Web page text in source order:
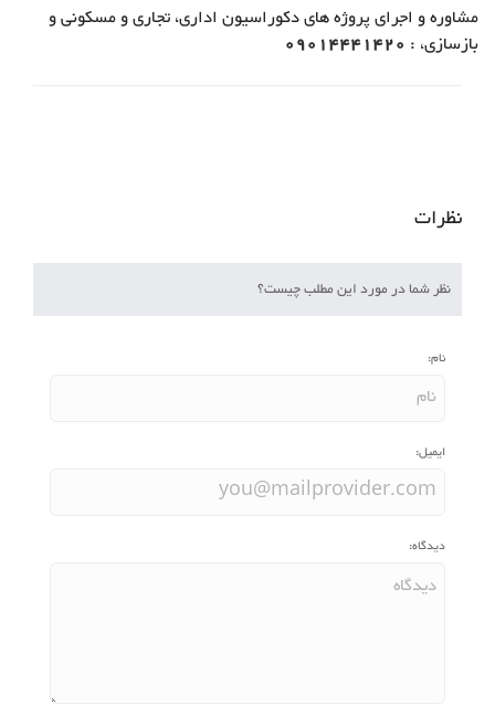
مشاوره و اجرای پروژه های دکوراسیون اداری، تجاری و مسکونی و
بازسازی، : 09014441420
نظرات
نظر شما در مورد این مطلب چیست؟
نام:
ایمیل:
دیدگاه: